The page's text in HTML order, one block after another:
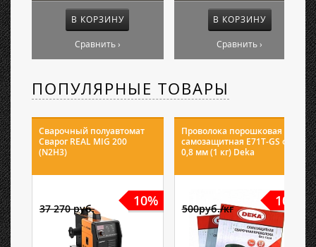
В КОРЗИНУ
Сравнить ›
В КОРЗИНУ
Сравнить ›
ПОПУЛЯРНЫЕ ТОВАРЫ
Сварочный полуавтомат
Сварог REAL MIG 200
(N2H3)
10%
37 270 руб.
Проволока порошковая
самозащитная E71T-GS ф
0,8 мм (1 кг) Deka
10%
500руб./кг